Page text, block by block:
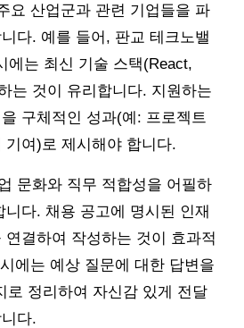
요 산업군과 관련 기업들을 파
다. 예를 들어, 판교 테크노밸
에는 최신 기술 스택(React,
는 것이 유리합니다. 지원하는
구체적인 성과(예: 프로젝트
기여)로 제시해야 합니다.
문화와 직무 적합성을 어필하
니다. 채용 공고에 명시된 인재
연결하여 작성하는 것이 효과적
에는 예상 질문에 대한 답변을
로 정리하여 자신감 있게 전달
다.